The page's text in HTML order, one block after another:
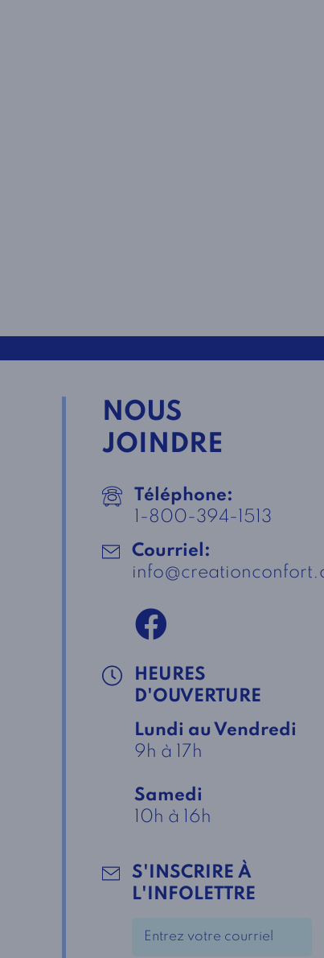
NOUS
JOINDRE
Téléphone:
1-800-394-1513
Courriel:
HEURES
D'OUVERTURE
Lundi au Vendredi
9h à 17h
Samedi
10h à 16h
S'INSCRIRE À
L'INFOLETTRE